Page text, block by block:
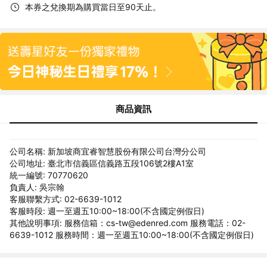
本券之兌換期為購買當日至90天止。
商品資訊
公司名稱: 新加坡商宜睿智慧股份有限公司台灣分公司
公司地址: 臺北市信義區信義路五段106號2樓A1室
統一編號: 70770620
負責人: 吳宗翰
客服聯繫方式: 02-6639-1012
客服時段: 週一至週五10:00~18:00(不含國定例假日)
其他說明事項: 服務信箱：cs-tw@edenred.com 服務電話：02-
6639-1012 服務時間：週一至週五10:00~18:00(不含國定例假日)